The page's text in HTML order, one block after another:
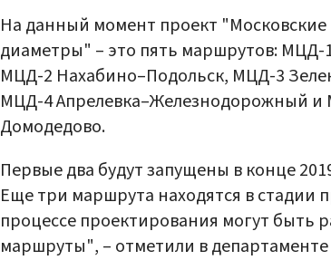
На данный момент проект
диаметры" – это пять маршрутов:
МЦД-2 Нахабино–Подольск, МЦД-3
МЦД-4 Апрелевка–Железнодорожный
Домодедово.
Первые два будут запущены в конце
Еще три маршрута находятся в стадии
процессе проектирования могут быть
маршруты", – отметили в